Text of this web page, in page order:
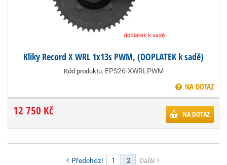
Kliky Record X WRL 1x13s PWM, (DOPLATEK k sadě)
Kód produktu: EPS26-XWRLPWM
NA DOTAZ
12 750 Kč NA DOTAZ
Předchozí 1 2 Další